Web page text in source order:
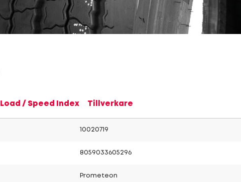
Load / Speed Index Tillverkare
10020719
8059033605296
Prometeon